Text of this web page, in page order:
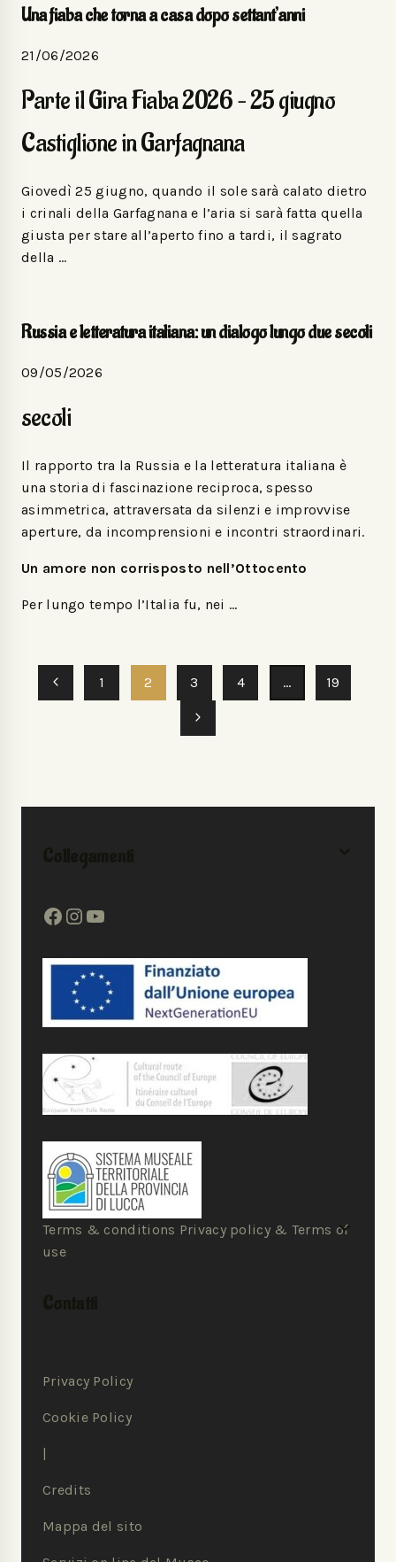
Una fiaba che torna a casa dopo settant’anni
21/06/2026
Parte il Gira Fiaba 2026 – 25 giugno
Castiglione in Garfagnana
Giovedì 25 giugno, quando il sole sarà calato dietro
i crinali della Garfagnana e l’aria si sarà fatta quella
giusta per stare all’aperto fino a tardi, il sagrato
della …
Russia e letteratura italiana: un dialogo lungo due secoli
09/05/2026
secoli
Il rapporto tra la Russia e la letteratura italiana è
una storia di fascinazione reciproca, spesso
asimmetrica, attraversata da silenzi e improvvise
aperture, da incomprensioni e incontri straordinari.
Un amore non corrisposto nell’Ottocento
Per lungo tempo l’Italia fu, nei …
1 2 3 4 … 19
Terms & conditions Privacy policy & Terms of
use
Privacy Policy
Cookie Policy
|
Credits
Mappa del sito